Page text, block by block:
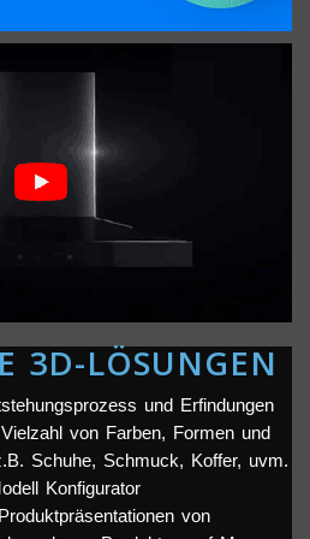
3D-LÖSUNGEN
und Erfindungen
von Farben, Formen und
Schuhe, Schmuck, Koffer, uvm.
Konfigurator
von